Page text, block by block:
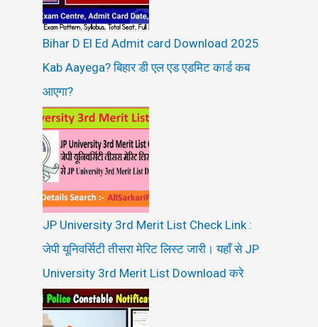
Bihar D El Ed Admit card Download 2025
Kab Aayega? बिहार डी एल एड एडमिट कार्ड कब
आएगा?
JP University 3rd Merit List Check Link :
जेपी यूनिवर्सिटी तीसरा मेरिट लिस्ट जारी। यहाँ से JP
University 3rd Merit List Download करे